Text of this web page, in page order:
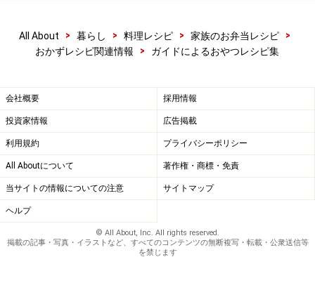
All About > 暮らし > 料理レシピ > 家族のお弁当レシピ
>
おかずレシピ関連情報
> ガイドによるおやつレシピ集
会社概要 採用情報
投資家情報 広告掲載
利用規約 プライバシーポリシー
All Aboutについて 著作権・商標・免責
当サイトの情報についての注意 サイトマップ
ヘルプ
© All About, Inc. All rights reserved.
掲載の記事・写真・イラストなど、すべてのコンテンツの無断複写・転載・公衆送信等
を禁じます